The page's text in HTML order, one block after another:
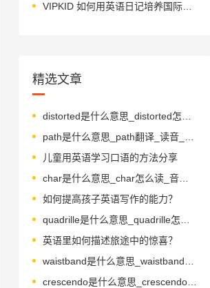
VIPKID 如何用英语日记培养国际化人才？
精选文章
儿童用英语学习口语的方法分享
char是什么意思_char怎么读_音标tʃɑ-(r)
如何提高孩子英语写作的能力？
英语里如何描述旅途中的惊喜？
crescendo是什么意思_crescendo怎么读_音标krə'ʃendəʊ